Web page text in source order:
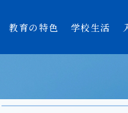
教育の特色 学校生活